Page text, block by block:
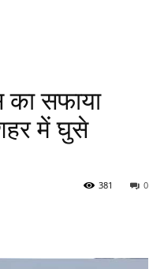
का सफाया
में घुसे
0
381